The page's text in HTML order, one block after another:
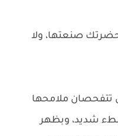
صنعتها، ولا
تتفحصان ملامحها
شديد، وبظهر